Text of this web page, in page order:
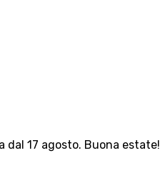
dal 17 agosto. Buona estate!